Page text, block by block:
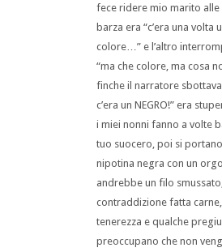
fece ridere mio marito
barza era “c’era una volta
colore…” e l’altro
“ma che colore, ma cosa
finche il narratore
c’era un NEGRO!” era
i miei nonni fanno a volte
tuo suocero, poi si
nipotina negra con un
andrebbe un filo
contraddizione fatta
tenerezza e qualche
preoccupano che non